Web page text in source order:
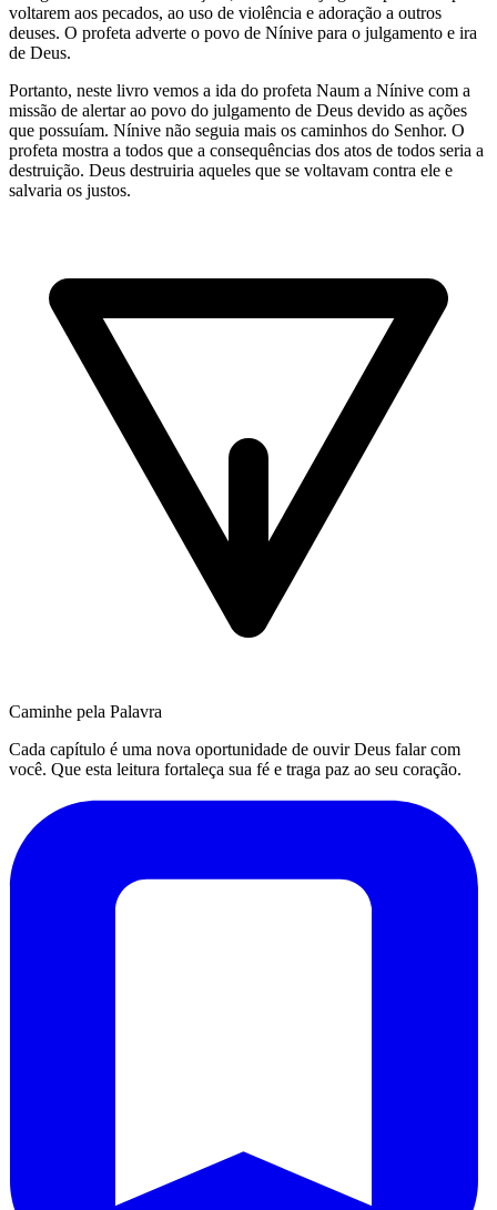
voltarem aos pecados, ao uso de violência e adoração a outros
deuses. O profeta adverte o povo de Nínive para o julgamento e ira
de Deus.
Portanto, neste livro vemos a ida do profeta Naum a Nínive com a
missão de alertar ao povo do julgamento de Deus devido as ações
que possuíam. Nínive não seguia mais os caminhos do Senhor. O
profeta mostra a todos que a consequências dos atos de todos seria a
destruição. Deus destruiria aqueles que se voltavam contra ele e
salvaria os justos.
Caminhe pela Palavra
Cada capítulo é uma nova oportunidade de ouvir Deus falar com
você. Que esta leitura fortaleça sua fé e traga paz ao seu coração.